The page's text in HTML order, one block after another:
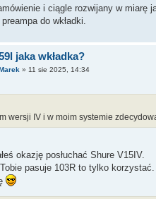
i ciągle rozwijany w miarę
do wkładki.
jaka wkładka?
» 11 sie 2025, 14:34
wersji IV i w moim systemie
okazję posłuchać Shure V15IV.
pasuje 103R to tylko korzystać.